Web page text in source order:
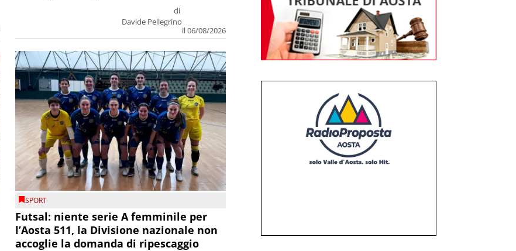
di
Davide Pellegrino
il 06/08/2026
SPORT
Futsal: niente serie A femminile per
l’Aosta 511, la Divisione nazionale non
accoglie la domanda di ripescaggio